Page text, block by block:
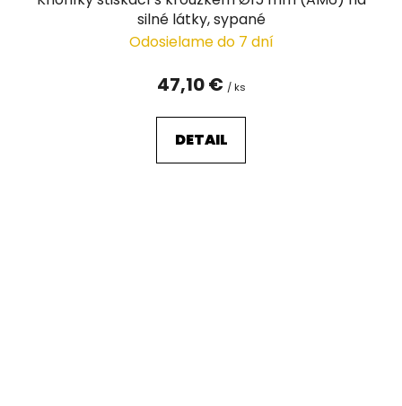
silné látky, sypané
Odosielame do 7 dní
47,10 € / ks
DETAIL